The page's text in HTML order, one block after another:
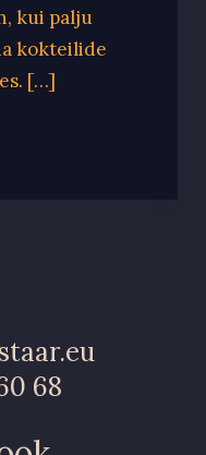
kui palju
kokteilide
[…]
68